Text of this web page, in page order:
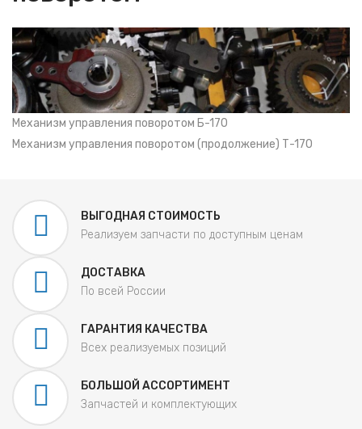
Механизм управления поворотом Б-170
Механизм управления поворотом (продолжение) Т-170
ВЫГОДНАЯ СТОИМОСТЬ
Реализуем запчасти по доступным ценам
ДОСТАВКА
По всей России
ГАРАНТИЯ КАЧЕСТВА
Всех реализуемых позиций
БОЛЬШОЙ АССОРТИМЕНТ
Запчастей и комплектующих